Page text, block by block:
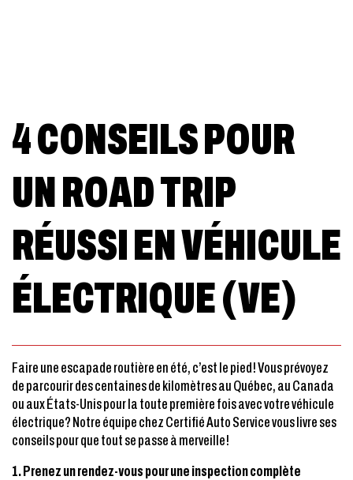
4 CONSEILS POUR
UN ROAD TRIP
RÉUSSI EN VÉHICULE
ÉLECTRIQUE (VE)
Faire une escapade routière en été, c’est le pied! Vous prévoyez
deparcourir des centaines de kilomètres au Québec, au Canada
ou aux États-Unis pour la toute première fois avec votre véhicule
électrique? Notre équipe chez Certifié Auto Service vous livre ses
conseils pour que tout se passe à merveille!
1.Prenez un rendez-vous pour une inspection complète